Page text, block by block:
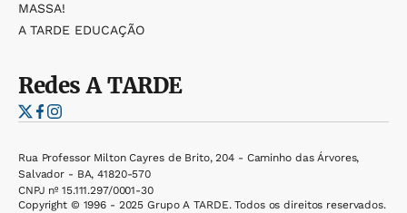
MASSA!
A TARDE EDUCAÇÃO
RedesA TARDE
Rua Professor Milton Cayres de Brito, 204 - Caminho das Árvores,
Salvador - BA, 41820-570
CNPJ nº 15.111.297/0001-30
Copyright © 1996 - 2025 Grupo A TARDE. Todos os direitos reservados.